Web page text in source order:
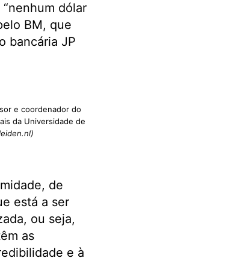
dólar
BM, que
bancária JP
e coordenador do
da Universidade de
de
está a ser
ou seja,
as
e à